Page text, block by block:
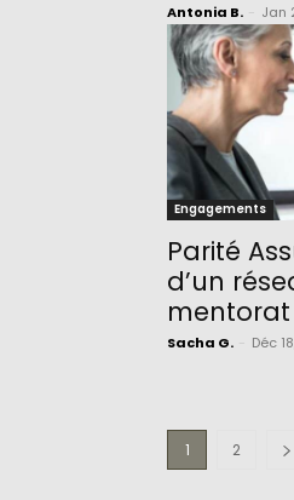
Antonia B. Jan
Engagements
Parité
d’un
Sacha G. Déc
1 2